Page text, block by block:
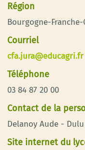
Région
Bourgogne-
Courriel
cfa.jura@educagri.fr
Téléphone
03 84 87 20 00
Contact de la
Delanoy Aude -
Site internet du